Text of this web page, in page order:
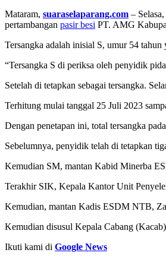
Mataram, suaraselaparang.com –
pertambangan pasir besi PT. AMG
Tersangka adalah inisial S, umur 54
“Tersangka S di periksa oleh penyidik
Setelah di tetapkan sebagai tersangka.
Terhitung mulai tanggal 25 Juli 2023
Dengan penetapan ini, total tersangka
Sebelumnya, penyidik telah di tetapkan
Kemudian SM, mantan Kabid Minerba
Terakhir SIK, Kepala Kantor Unit
Kemudian, mantan Kadis ESDM NTB,
Kemudian disusul Kepala Cabang
Ikuti kami di Google News